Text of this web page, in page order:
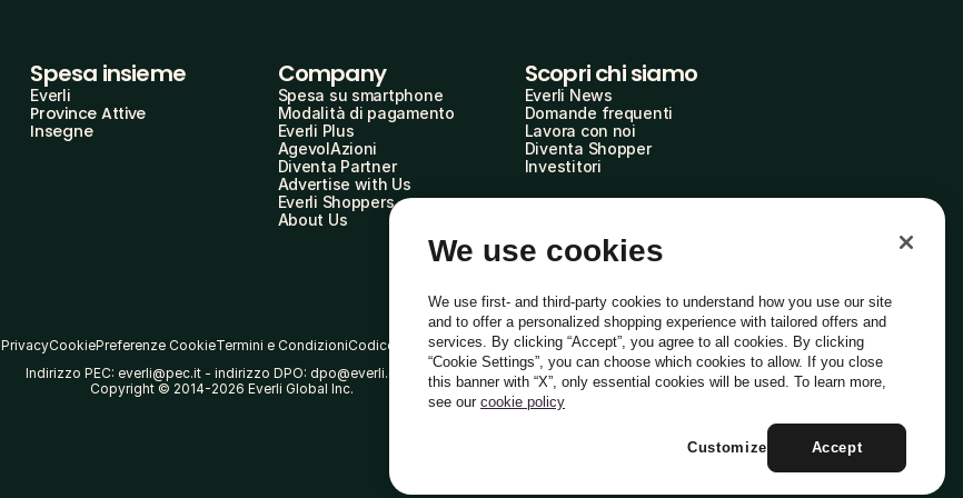
Spesa insieme
Everli
Province Attive
Insegne
Company
Spesa su smartphone
Modalità di pagamento
Everli Plus
AgevolAzioni
Diventa Partner
Advertise with Us
Everli Shoppers
About Us
Scopri chi siamo
Everli News
Domande frequenti
Lavora con noi
Diventa Shopper
Investitori
PrivacyCookiePreferenze CookieTermini e CondizioniCodice Etico
Indirizzo PEC: everli@pec.it - indirizzo DPO: dpo@everli.com
Copyright © 2014-2026 Everli Global Inc.
Italiano
We use cookies
We use first- and third-party cookies to understand how you use our site
and to offer a personalized shopping experience with tailored offers and
services. By clicking “Accept”, you agree to all cookies. By clicking
“Cookie Settings”, you can choose which cookies to allow. If you close
this banner with “X”, only essential cookies will be used. To learn more,
see our cookie policy
Accept
Customize